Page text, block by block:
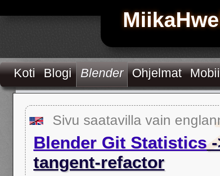
Koti Blogi Blender Ohjelmat
Sivu saatavilla vain
Blender Git Statistics-
tangent-refactor